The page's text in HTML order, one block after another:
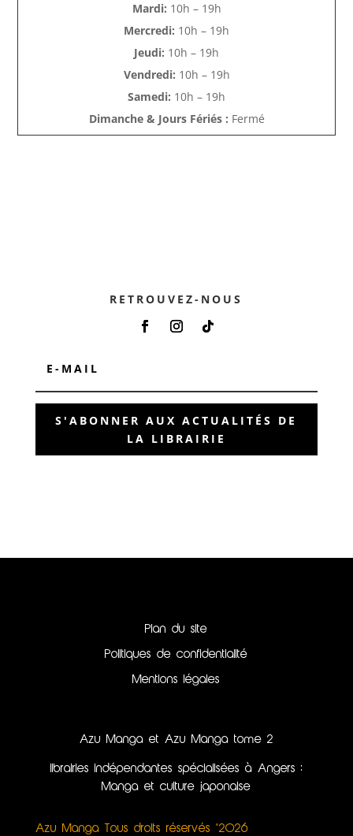
Mardi: 10h – 19h
Mercredi: 10h – 19h
Jeudi: 10h – 19h
Vendredi: 10h – 19h
Samedi: 10h – 19h
Dimanche & Jours Fériés : Fermé
RETROUVEZ-NOUS
S'ABONNER AUX ACTUALITÉS DE
LA LIBRAIRIE
Plan du site
Politiques de confidentialité
Mentions légales
Azu Manga et Azu Manga tome 2
librairies indépendantes spécialisées à Angers :
Manga et culture japonaise
Azu Manga Tous droits réservés ©2026